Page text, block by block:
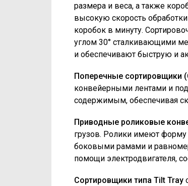
размера и веса, а также
высокую скорость
коробок в минуту.
углом 30° сталкивающими
и обеспечивают быструю и
Поперечные сортировщики (
конвейерными лентами и
содержимым, обеспечивая
Приводные роликовые
грузов. Ролики имеют форму
боковыми рамами и
помощи электродвигателя,
Сортировщики типа Tilt Tray